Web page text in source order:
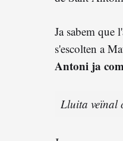
Ja sabem que
s'escolten a
Antoni ja
Lluita veïnal